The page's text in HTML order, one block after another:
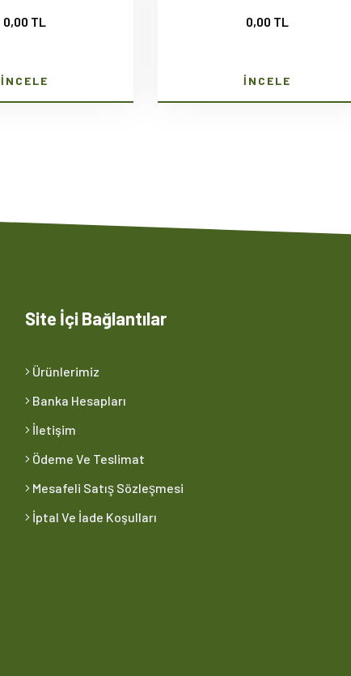
0,00 TL
İNCELE
0,00 TL
İNCELE
Site İçi Bağlantılar
Ürünlerimiz
Banka Hesapları
İletişim
Ödeme Ve Teslimat
Mesafeli Satış Sözleşmesi
İptal Ve İade Koşulları